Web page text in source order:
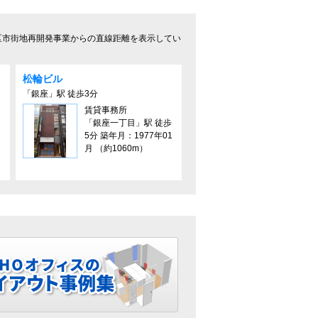
街地再開発事業からの直線距離を表示してい
松輪ビル
「銀座」駅 徒歩3分
賃貸事務所
「銀座一丁目」駅 徒歩
5分 築年月：1977年01
月 （約1060m）